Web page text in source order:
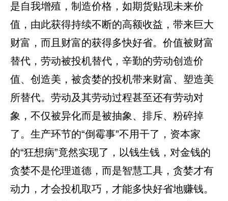
是自我增殖，制造价格，如期货贴现未来价
值，由此获得持续不断的高额收益，带来巨大
财富，而且财富的获得多快好省。价值被财富
替代，劳动被投机替代，辛勤的劳动创造价
值、创造美，被贪婪的投机带来财富、塑造美
所替代。劳动及其劳动过程甚至还有劳动对
象，不仅被异化而是被抽象、排斥、粉碎掉
了。生产环节的“倒霉事”不用干了，资本家
的“狂想病”竟然实现了，以钱生钱，对金钱的
贪婪不是伦理道德，而是智慧工具，贪婪才有
动力，才会投机取巧，才能多快好省地赚钱。